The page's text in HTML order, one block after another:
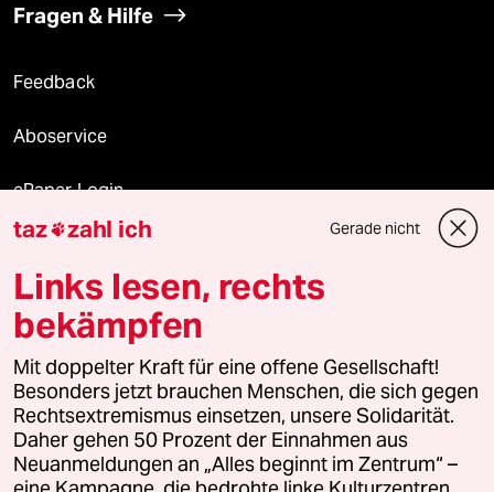
Fragen & Hilfe
Feedback
Aboservice
ePaper Login
Downloads für Abonnierende
© 2026 taz Verlags und Vertriebs GmbH
Alle Rechte vorbehalten. Bei rechtlichen Fragen oder für Genehmigungen
wenden Sie sich bitte an
lizenzen@taz.de
Feedback Redaktionsstatut Kommune-Richtlinien
taz zahl ich Gerade nicht
Links lesen, rechts
bekämpfen
Mit doppelter Kraft für eine offene Gesellschaft!
Besonders jetzt brauchen Menschen, die sich gegen
Rechtsextremismus einsetzen, unsere Solidarität.
Daher gehen 50 Prozent der Einnahmen aus
Neuanmeldungen an „Alles beginnt im Zentrum“ –